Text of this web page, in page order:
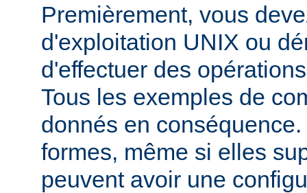
Premièrement, vous
d'exploitation UNIX ou
d'effectuer des
Tous les exemples de
donnés en
formes, même si elles
peuvent avoir une